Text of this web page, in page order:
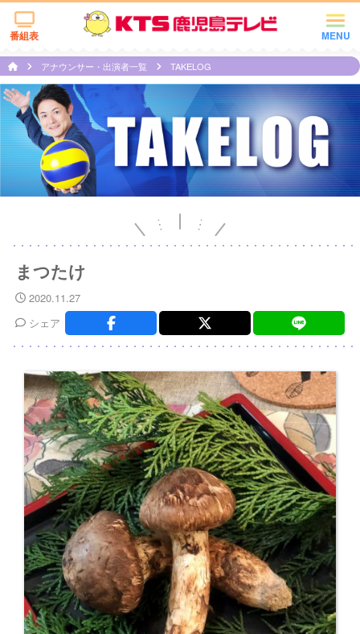
MENU
番組表
アナウンサー・出演者一覧 TAKELOG
まつたけ
2020.11.27
シェア